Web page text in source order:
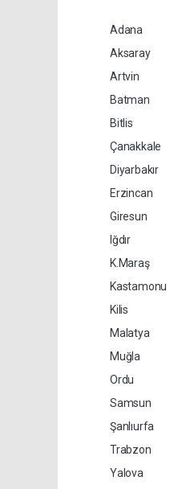
Adana
Aksaray
Artvin
Batman
Bitlis
Çanakkale
Diyarbakır
Erzincan
Giresun
Iğdır
K.Maraş
Kastamonu
Kilis
Malatya
Muğla
Ordu
Samsun
Şanlıurfa
Trabzon
Yalova